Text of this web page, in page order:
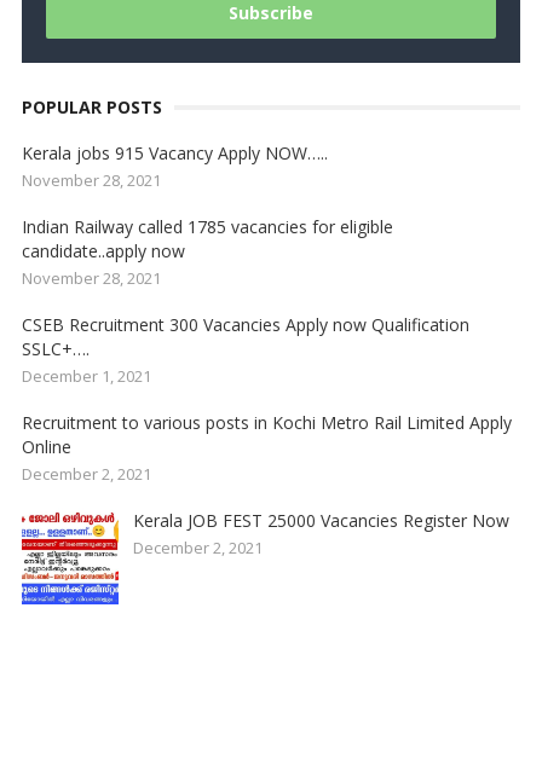
POPULAR POSTS
Kerala jobs 915 Vacancy Apply NOW…..
November 28, 2021
Indian Railway called 1785 vacancies for eligible
candidate..apply now
November 28, 2021
CSEB Recruitment 300 Vacancies Apply now Qualification
SSLC+….
December 1, 2021
Recruitment to various posts in Kochi Metro Rail Limited Apply
Online
December 2, 2021
Kerala JOB FEST 25000 Vacancies Register Now
December 2, 2021